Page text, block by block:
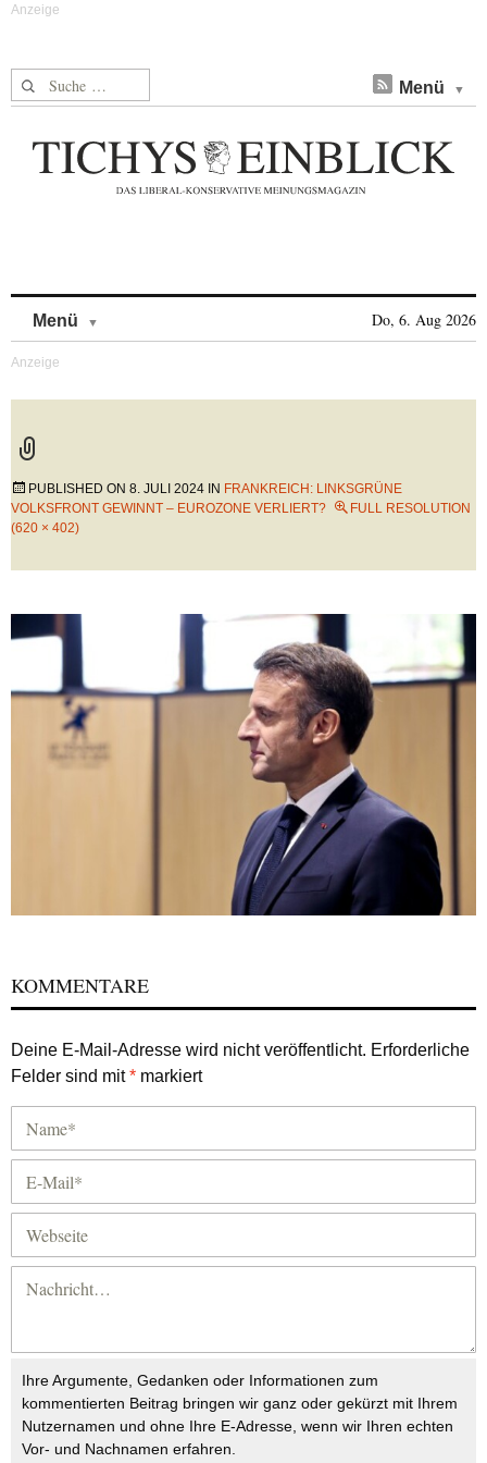
Suche nach: Menü
Menü Do, 6. Aug 2026
PUBLISHED ON 8. JULI 2024 IN FRANKREICH: LINKSGRÜNE
VOLKSFRONT GEWINNT – EUROZONE VERLIERT?
FULL RESOLUTION
(620 × 402)
KOMMENTARE
Deine E-Mail-Adresse wird nicht veröffentlicht. Erforderliche
Felder sind mit* markiert
Ihre Argumente, Gedanken oder Informationen zum
kommentierten Beitrag bringen wir ganz oder gekürzt mit Ihrem
Nutzernamen und ohne Ihre E-Adresse, wenn wir Ihren echten
Vor- und Nachnamen erfahren.